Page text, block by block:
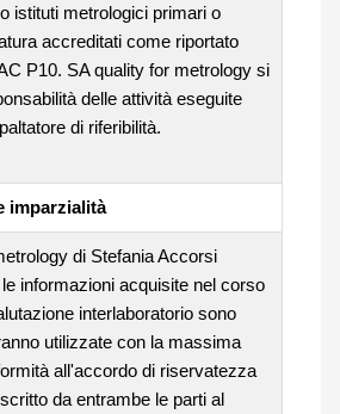
istituti metrologici primari o
accreditati come riportato
P10. SA quality for metrology si
delle attività eseguite
di riferibilità.
imparzialità
di Stefania Accorsi
informazioni acquisite nel corso
interlaboratorio sono
utilizzate con la massima
all'accordo di riservatezza
da entrambe le parti al